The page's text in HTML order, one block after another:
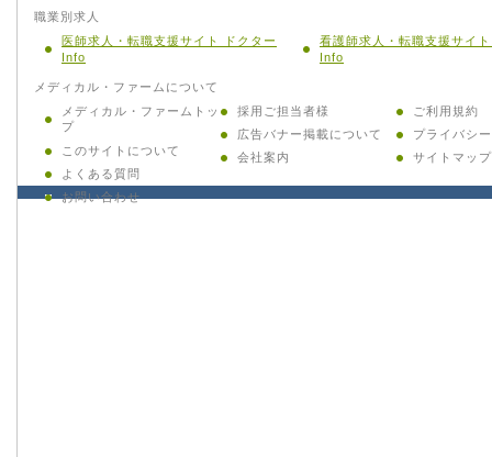
職業別求人
医師求人・転職支援サイト ドクター
Info
看護師求人・転職支援サイ
Info
メディカル・ファームについて
メディカル・ファームトッ
プ
このサイトについて
よくある質問
お問い合わせ
採用ご担当者様
広告バナー掲載について
会社案内
ご利用規約
プライバシ
サイトマップ